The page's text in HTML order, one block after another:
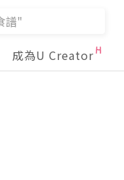
成為U Creator